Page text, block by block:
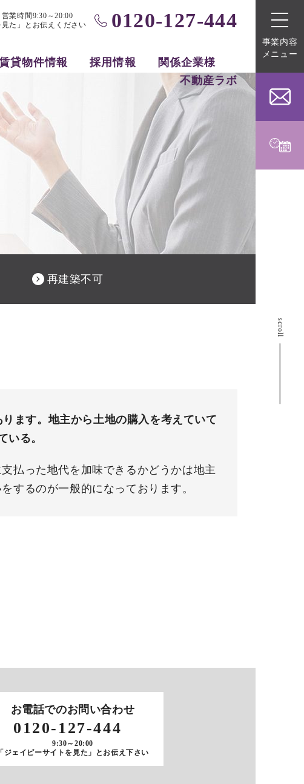
業時間9:30～20:00
た」とお伝えください
0120-127-444
貸物件情報 採用情報
関係企業様
不動産ラボ
事業内容
メニュー
scroll
再建築不可
ます。地主から土地の購入を考えていて
いる。
払った地代を加味できるかどうかは地主
するのが一般的になっております。
お電話でのお問い合わせ
0120-127-444
9:30～20:00
「ジェイピーサイトを見た」とお伝え下さい